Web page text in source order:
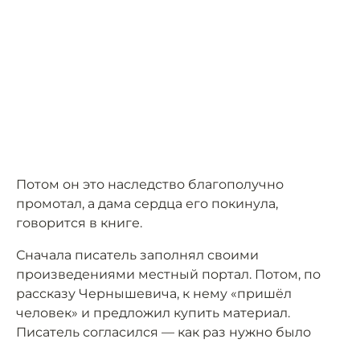
Потом он это наследство благополучно
промотал, а дама сердца его покинула,
говорится в книге.
Сначала писатель заполнял своими
произведениями местный портал. Потом, по
рассказу Чернышевича, к нему «пришёл
человек» и предложил купить материал.
Писатель согласился — как раз нужно было